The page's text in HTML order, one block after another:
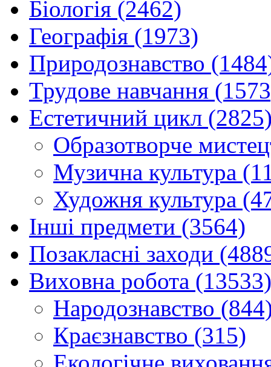
Біологія (2462)
Географія (1973)
Природознавство
Трудове навчання
Естетичний цикл
Образотворче
Музична культура
Художня культура
Інші предмети (3564)
Позакласні заходи
Виховна робота (13533)
Народознавство
Краєзнавство (315)